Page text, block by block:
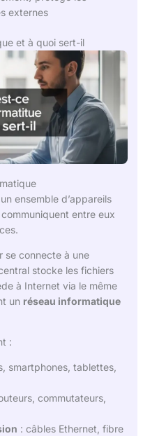
externes
et à quoi sert-il
ensemble d’appareils
entre eux
se connecte à une
stocke les fichiers
à Internet via le même
un réseau informatique
:
smartphones, tablettes,
commutateurs,
: câbles Ethernet, fibre